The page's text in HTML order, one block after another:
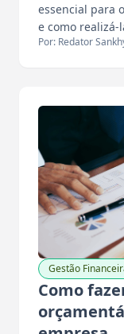
essencial para
e como realizá-
Por: Redator
Gestão
Como